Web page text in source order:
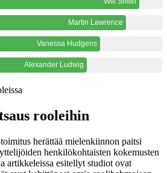
Martin Lawrence
Vanessa Hudgens
Alexander Ludwig
rooleihin
herättää mielenkiinnon paitsi
henkilökohtaisten kokemusten
artikkeleissa esitellyt studiot ovat